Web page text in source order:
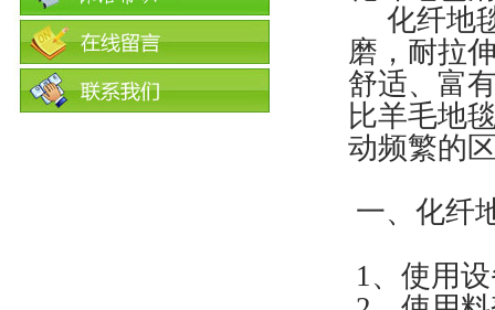
化纤地
磨，耐拉
舒适、富
比羊毛地
动频繁的
一、化纤
1、使用